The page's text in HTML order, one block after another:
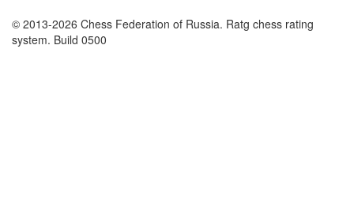
© 2013-2026 Chess Federation of Russia. Ratg chess rating
system. Build 0500